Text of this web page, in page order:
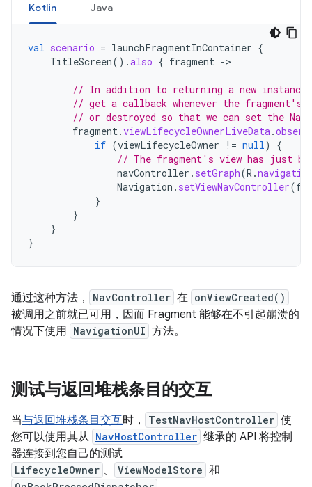
Kotlin Java
val scenario = launchFragmentInContainer {
TitleScreen().also { fragment ->
// In addition to returning a new instance
// get a callback whenever the fragment's
// or destroyed so that we can set the
fragment .viewLifecycleOwnerLiveData .
if (viewLifecycleOwner != null )
{
// The fragment's view has just
navController . setGraph(R .
Navigation . setViewNavController(
}
}
}
}
通过这种方法， NavController 在 onViewCreated()
被调用之前就已可用，因而 Fragment 能够在不引起崩溃的
情况下使用 NavigationUI 方法。
测试与返回堆栈条目的交互
当与返回堆栈条目交互时， TestNavHostController 使
您可以使用其从 NavHostController 继承的 API 将控制
器连接到您自己的测试
LifecycleOwner 、 ViewModelStore 和